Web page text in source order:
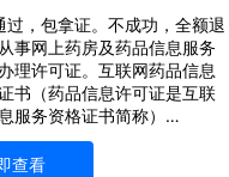
过，包拿证。不成功，全额退
事网上药房及药品信息服务
理许可证。互联网药品信息
书（药品信息许可证是互联
服务资格证书简称）
查看